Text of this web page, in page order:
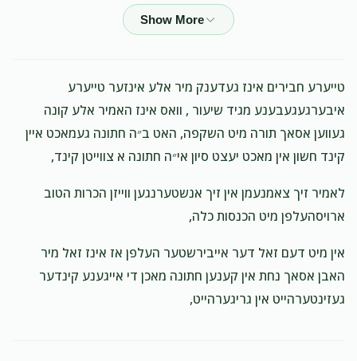
יוסף מארמארשטיין
טייערע חבירים אינז געדענק מיר אלע אינזער טייערע
איבערגעגעבענע מגיד שיעור , וואס אינז האמיר אלע קונה
געווען אסאך תורה מיט השקפה, האט ב״ה חתונה געמאכט איין
קינד חשון אין מאכט יעצט סיון אי״ה חתונה א צווייטן קינד,
לאמיר זיך צאמנעמן אין זיך אנשטערנגען ווייזן הכרות הטוב
ארויסהעלפן מיט הכנסות כלה,
אין מיט דעם זאל דער אייבירשטער העלפן אז אינז זאל מיר
האבן אסאך נחת אין קענען חתונה מאכן די אייגענע קינדער
געזינטערהייט אין גריגערהייט,